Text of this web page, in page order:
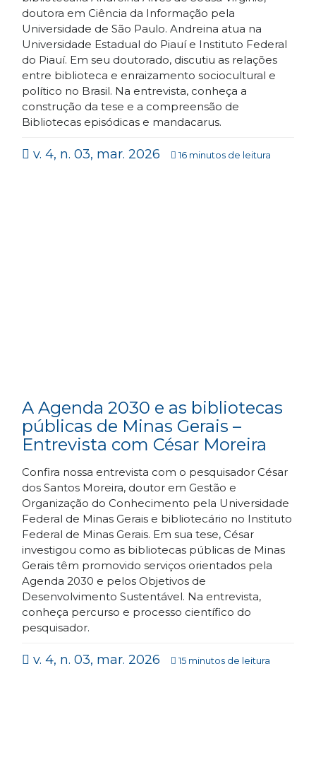
doutora em Ciência da Informação pela
Universidade de São Paulo. Andreina atua na
Universidade Estadual do Piauí e Instituto Federal
do Piauí. Em seu doutorado, discutiu as relações
entre biblioteca e enraizamento sociocultural e
político no Brasil. Na entrevista, conheça a
construção da tese e a compreensão de
Bibliotecas episódicas e mandacarus.
v. 4, n. 03, mar. 2026 16 minutos de leitura
A Agenda 2030 e as bibliotecas
públicas de Minas Gerais –
Entrevista com César Moreira
Confira nossa entrevista com o pesquisador César
dos Santos Moreira, doutor em Gestão e
Organização do Conhecimento pela Universidade
Federal de Minas Gerais e bibliotecário no Instituto
Federal de Minas Gerais. Em sua tese, César
investigou como as bibliotecas públicas de Minas
Gerais têm promovido serviços orientados pela
Agenda 2030 e pelos Objetivos de
Desenvolvimento Sustentável. Na entrevista,
conheça percurso e processo científico do
pesquisador.
v. 4, n. 03, mar. 2026 15 minutos de leitura